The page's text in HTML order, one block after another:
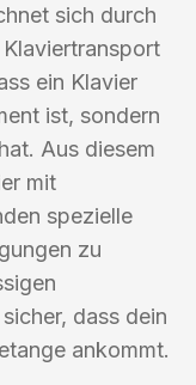
sich durch
ein Klavier
ist, sondern
Aus diesem
mit
spezielle
zu
dass dein
ankommt.